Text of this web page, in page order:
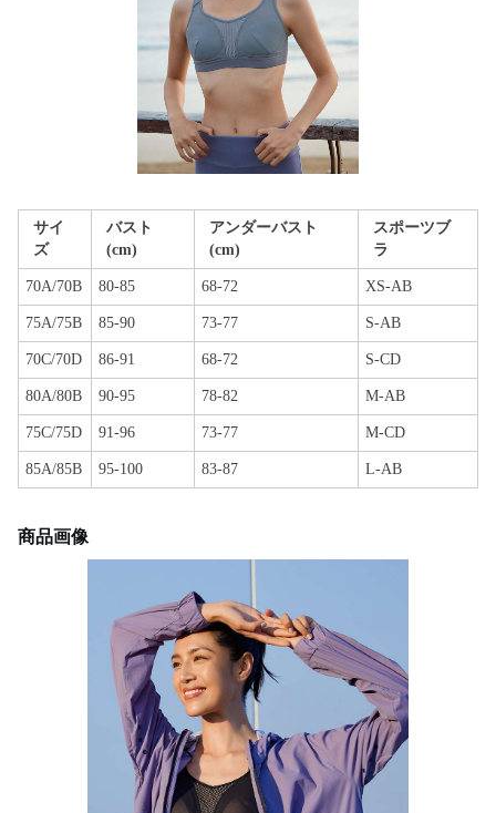
サイ
ズ
バスト
(cm)
アンダーバスト
(cm)
スポーツブ
ラ
70A/70B 80-85 68-72 XS-AB
75A/75B 85-90 73-77 S-AB
70C/70D 86-91 68-72 S-CD
80A/80B 90-95 78-82 M-AB
75C/75D 91-96 73-77 M-CD
85A/85B 95-100 83-87 L-AB
商品画像